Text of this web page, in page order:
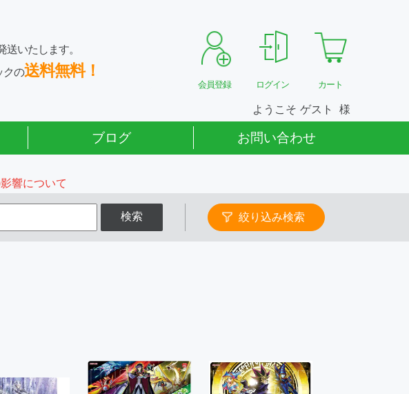
送いたします。
クの送料無料！
会員登録 ログイン カート
ようこそ ゲスト
ブログ お問い合わせ
響について
検索 絞り込み検索